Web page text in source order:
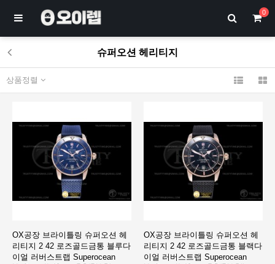
0
슈퍼오션 헤리티지
상품정렬
OX공장 브라이틀링 슈퍼오션 헤
리티지 2 42 로즈골드금통 블루다
이얼 러버스트랩 Superocean
OX공장 브라이틀링 슈퍼오션 헤
리티지 2 42 로즈골드금통 블랙다
이얼 러버스트랩 Superocean